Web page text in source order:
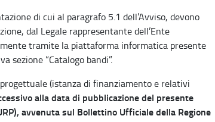
di cui al paragrafo 5.1 dell’Avviso, devono
dal Legale rappresentante dell’Ente
tramite la piattaforma informatica presente
sezione “Catalogo bandi”.
(istanza di finanziamento e relativi
alla data di pubblicazione del presente
avvenuta sul Bollettino Ufficiale della Regione